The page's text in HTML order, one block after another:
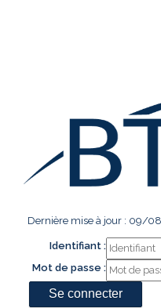
Dernière mise à jour : 09/
Identifiant :
Mot de passe :